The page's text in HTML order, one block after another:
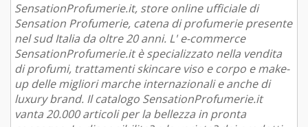
SensationProfumerie.it, store online ufficiale di
Sensation Profumerie, catena di profumerie presente
nel sud Italia da oltre 20 anni. L' e-commerce
SensationProfumerie.it è specializzato nella vendita
di profumi, trattamenti skincare viso e corpo e make-
up delle migliori marche internazionali e anche di
luxury brand. Il catalogo SensationProfumerie.it
vanta 20.000 articoli per la bellezza in pronta